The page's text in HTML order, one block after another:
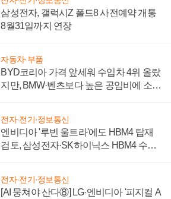
삼성전자, 갤럭시Z 폴드8 사전예약 개통
8월31일까지 연장
자동차·부품
BYD코리아 가격 앞세워 수입차 4위 올랐
지만, BMW·벤츠보다 높은 공임비에 소비
전자·전기·정보통신
엔비디아 '루빈 울트라'에도 HBM4 탑재
검토, 삼성전자·SK하이닉스 HBM4 수율
전자·전기·정보통신
[AI 뭉쳐야 산다⑧] LG·엔비디아 '피지컬 A